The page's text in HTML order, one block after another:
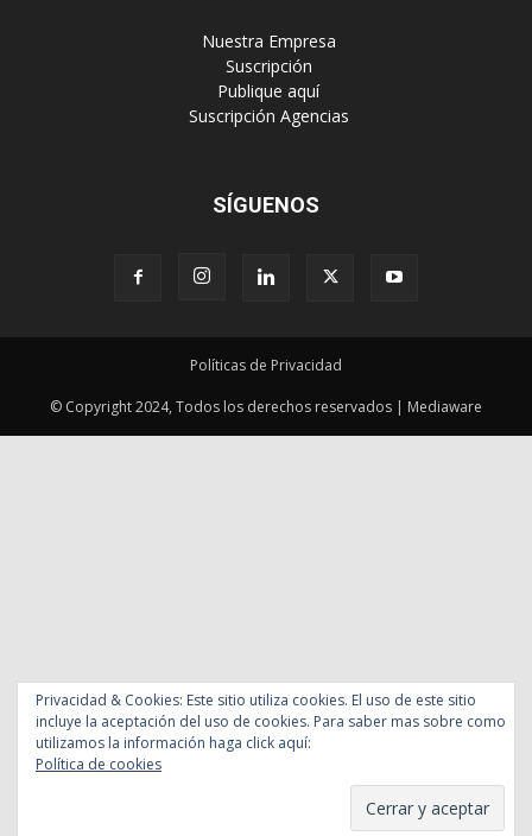
‎ Nuestra Empresa
‎ Suscripción
‎ Publique aquí
‎ Suscripción Agencias
SÍGUENOS
Políticas de Privacidad
© Copyright 2024, Todos los derechos reservados | Mediaware
Privacidad & Cookies: Este sitio utiliza cookies. El uso de este sitio
incluye la aceptación del uso de cookies. Para saber mas sobre como
utilizamos la información haga click aquí:
Política de cookies